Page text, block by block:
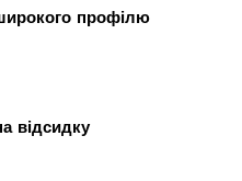
профілю
відсидку